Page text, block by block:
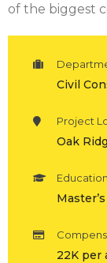
of the biggest
Civil
Project
Oak
22K per